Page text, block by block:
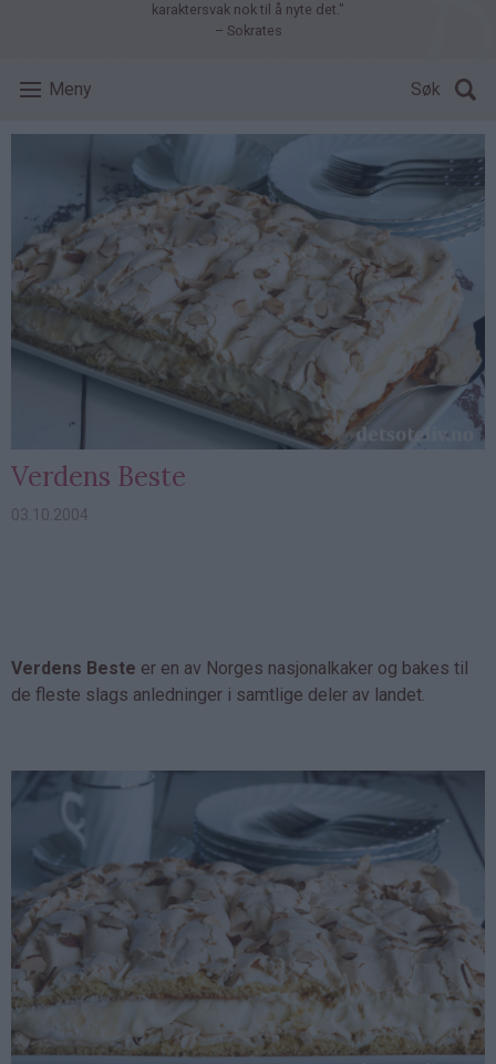
karaktersvak nok til å nyte det."
– Sokrates
Meny Søk
Verdens Beste
03.10.2004
Verdens Beste er en av Norges nasjonalkaker og bakes til
de fleste slags anledninger i samtlige deler av landet.